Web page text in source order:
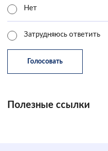
Нет
Затрудняюсь ответить
Полезные ссылки